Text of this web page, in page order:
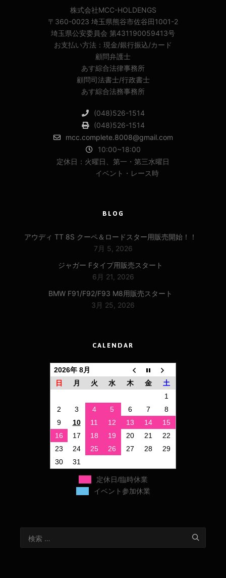
株式会社MCC-HOLDENGS
〒360-0023 埼玉県熊谷市佐谷田1001-2
埼玉県公安委員会 第431190059413号
お支払い方法：現金/銀行振込/カード
顧問弁護士
あす綜合法律事務所
顧問司法書士/行政書士
あす綜合法務事務所
(048)526-1514
(048)526-1514
mcc.complete.8008@gmail.com
10:00~18:00
定休日：火曜日、第一・第三水曜日
イベント・レース時
BLOG
アウディ TT 8S クーペ＆ロードスター用販売開始！！
7月 5, 2026
ジャガー Fタイプ用販売スタート
6月 21, 2026
BMW F91/F92/F93 M8用販売スタート
3月 25, 2026
CALENDAR
2026年 8月
日
月 火 水 木 金
土
1
2
3 4 5 6 7
8
9
10 11 12 13 14
15
16
17 18 19 20 21
22
23
24 25 26 27 28
29
30
31
定休日/臨時休業
イベント参加休業